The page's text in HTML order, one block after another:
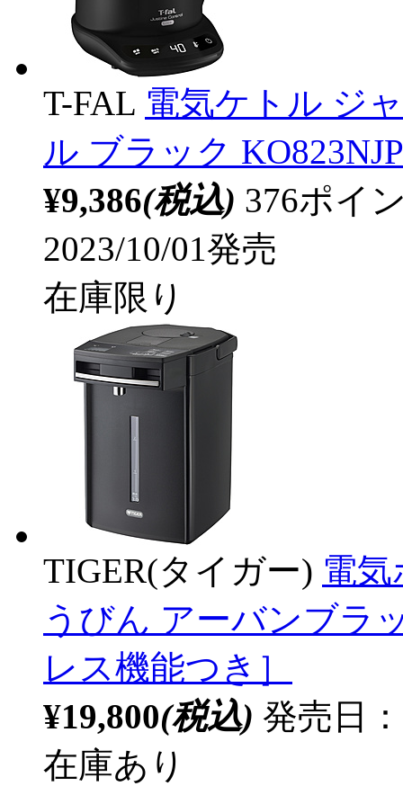
T-FAL 電気ケトル ジ
ル ブラック
¥9,386(税込) 376ポイ
2023/10/01発売
在庫限り
TIGER(タイガー) 電
うびん アーバンブラ
レス機能つき］
¥19,800(税込) 発売日
在庫あり